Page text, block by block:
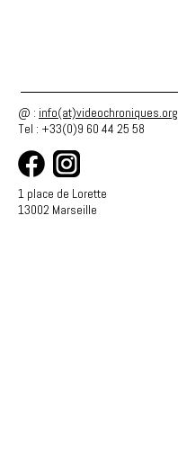
@ : info(at)videochroniques.org
Tel : +33(0)9 60 44 25 58
1 place de Lorette
13002 Marseille